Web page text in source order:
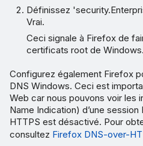
Définissez
Vrai.
Ceci signale à Firefox de
certificats root de Windows.
Configurez également Firefox
DNS Windows. Ceci est
Web car nous pouvons voir les
Name Indication) d’une
HTTPS est désactivé. Pour
consultez Firefox DNS-over-